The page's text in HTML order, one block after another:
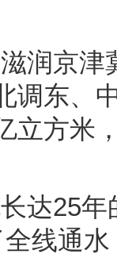
京津
调东、
立方米
25年
线通